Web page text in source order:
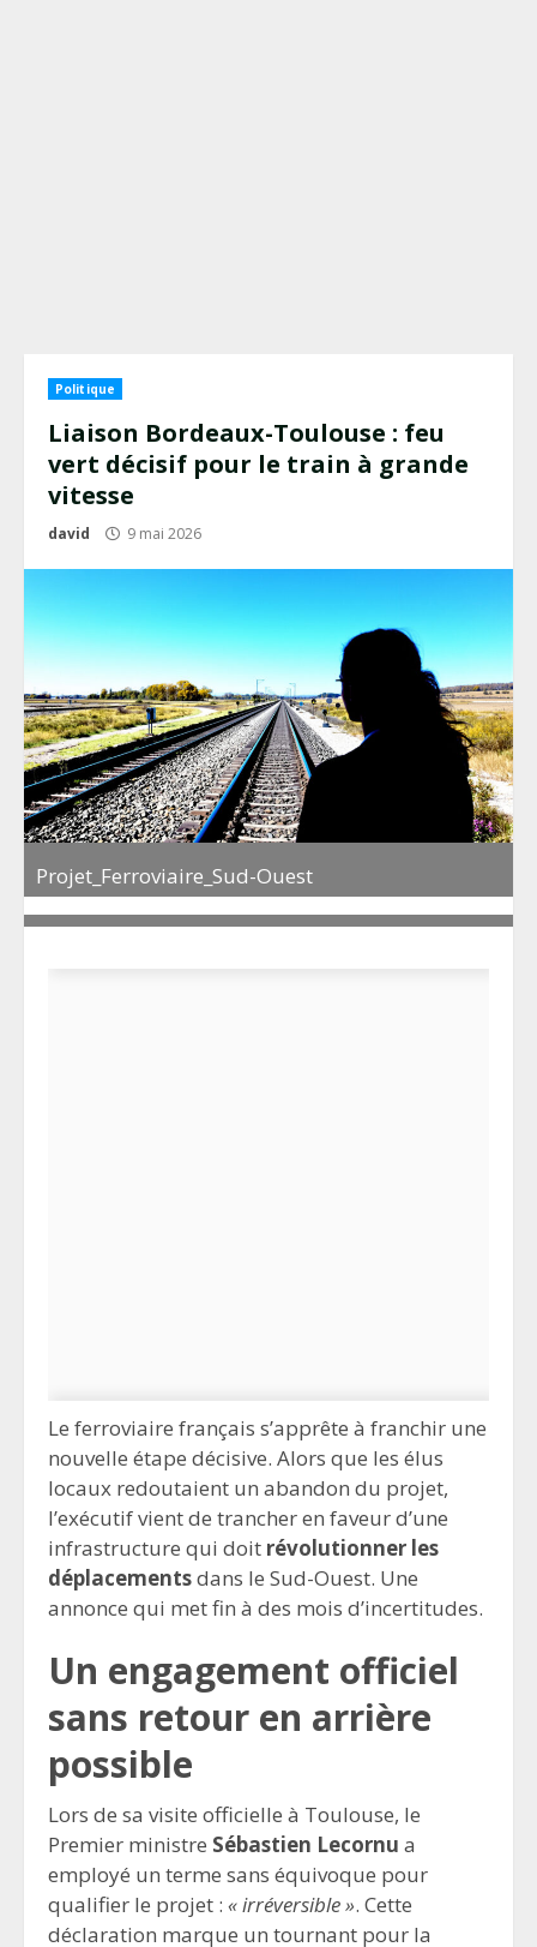
Politique
Liaison Bordeaux-Toulouse : feu
vert décisif pour le train à grande
vitesse
david 9 mai 2026
Projet_Ferroviaire_Sud-Ouest
Le ferroviaire français s’apprête à franchir une
nouvelle étape décisive. Alors que les élus
locaux redoutaient un abandon du projet,
l’exécutif vient de trancher en faveur d’une
infrastructure qui doit révolutionner les
déplacementsdans le Sud-Ouest. Une
annonce qui met fin à des mois d’incertitudes.
Un engagement officiel
sans retour en arrière
possible
Lors de sa visite officielle à Toulouse, le
Premier ministre Sébastien Lecornu a
employé un terme sans équivoque pour
qualifier le projet : « irréversible ». Cette
déclaration marque un tournant pour la